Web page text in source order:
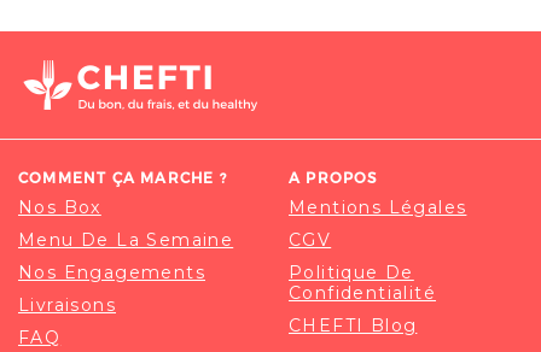
COMMENT ÇA MARCHE ?
Nos Box
Menu De La Semaine
Nos Engagements
Livraisons
FAQ
A PROPOS
Mentions Légales
CGV
Politique De
Confidentialité
CHEFTI Blog